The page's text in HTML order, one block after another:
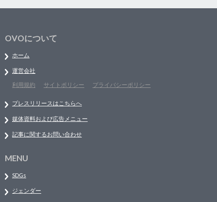
OVOについて
ホーム
運営会社
利用規約
サイトポリシー プライバシーポリシー
プレスリリースはこちらへ
媒体資料および広告メニュー
記事に関するお問い合わせ
MENU
SDGs
ジェンダー